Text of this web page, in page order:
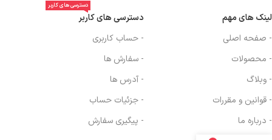
لینک های مهم
- صفحه اصلی
- محصولات
- وبلاگ
- قوانین و مقررات
- درباره ما
دسترسی های کاربر
دسترسی های کاربر
- حساب کاربری
- سفارش ها
- آدرس ها
- جزئیات حساب
- پیگیری سفارش